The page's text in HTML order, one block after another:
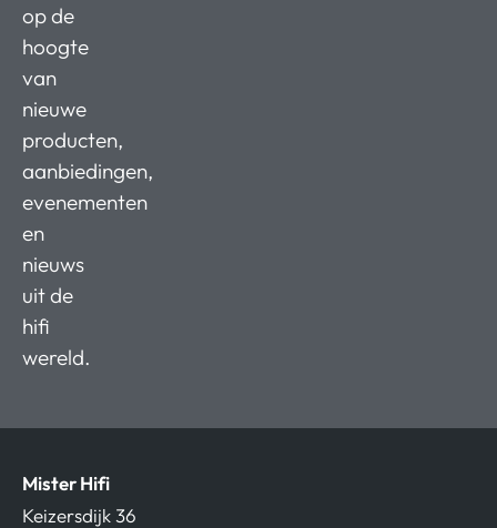
op de
hoogte
van
nieuwe
producten,
aanbiedingen,
evenementen
en
nieuws
uit de
hifi
wereld.
Mister Hifi
Keizersdijk 36